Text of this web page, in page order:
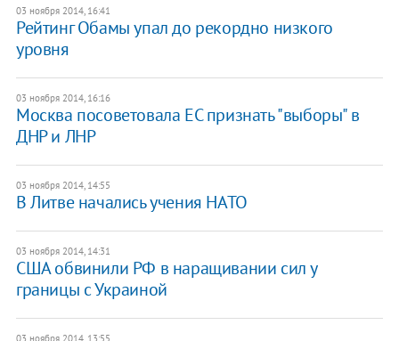
03 ноября 2014, 16:41
Рейтинг Обамы упал до рекордно низкого
уровня
03 ноября 2014, 16:16
Москва посоветовала ЕС признать "выборы" в
ДНР и ЛНР
03 ноября 2014, 14:55
​В Литве начались учения НАТО
03 ноября 2014, 14:31
​США обвинили РФ в наращивании сил у
границы с Украиной